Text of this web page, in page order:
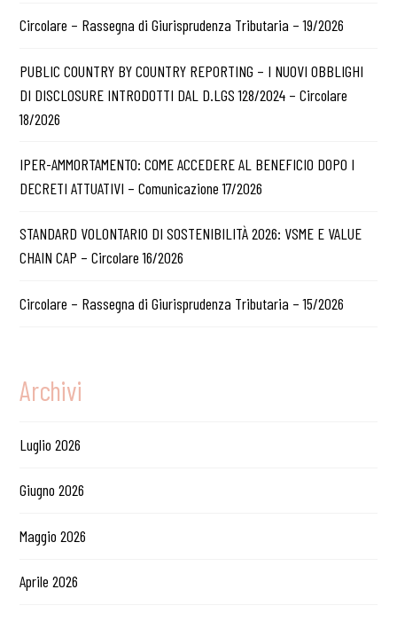
Circolare – Rassegna di Giurisprudenza Tributaria – 19/2026
PUBLIC COUNTRY BY COUNTRY REPORTING – I NUOVI OBBLIGHI
DI DISCLOSURE INTRODOTTI DAL D.LGS 128/2024 – Circolare
18/2026
IPER-AMMORTAMENTO: COME ACCEDERE AL BENEFICIO DOPO I
DECRETI ATTUATIVI – Comunicazione 17/2026
STANDARD VOLONTARIO DI SOSTENIBILITÀ 2026: VSME E VALUE
CHAIN CAP – Circolare 16/2026
Circolare – Rassegna di Giurisprudenza Tributaria – 15/2026
Archivi
Luglio 2026
Giugno 2026
Maggio 2026
Aprile 2026